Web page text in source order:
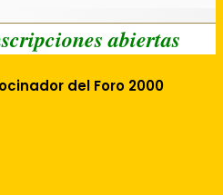
abiertas
del Foro 2000